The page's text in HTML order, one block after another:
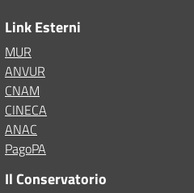
Link Esterni
MUR
ANVUR
CNAM
CINECA
ANAC
PagoPA
Il Conservatorio